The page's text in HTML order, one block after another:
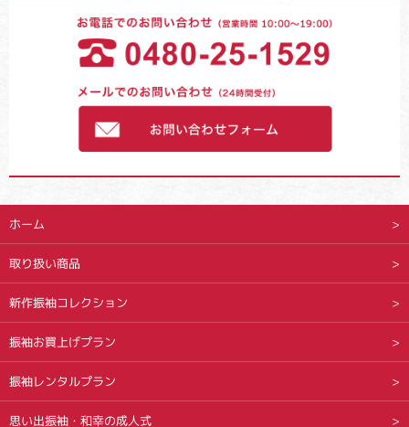
ホーム
取り扱い商品
新作振袖コレクション
振袖お買上げプラン
振袖レンタルプラン
思い出振袖・和幸の成人式